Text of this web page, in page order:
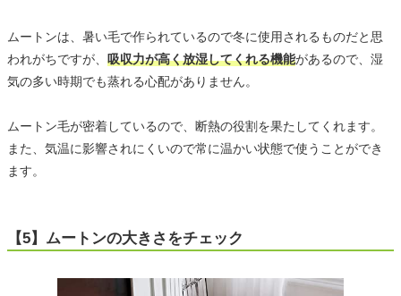
ムートンは、暑い毛で作られているので冬に使用されるものだと思
われがちですが、 吸収力が高く放湿してくれる機能があるので、湿
気の多い時期でも蒸れる心配がありません。
ムートン毛が密着しているので、断熱の役割を果たしてくれます。
また、気温に影響されにくいので常に温かい状態で使うことができ
ます。
【5】ムートンの大きさをチェック